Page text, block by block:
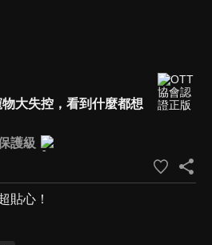
大失控，看到什麼都想
護級
貼心！